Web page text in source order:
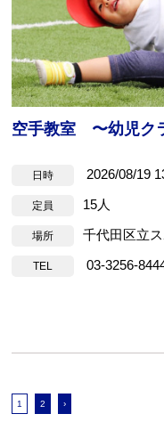
空手教室 〜幼児ク
日時 2026/08/19
定員 15人
場所 千代田区立
TEL 03-3256-
1 2 ›